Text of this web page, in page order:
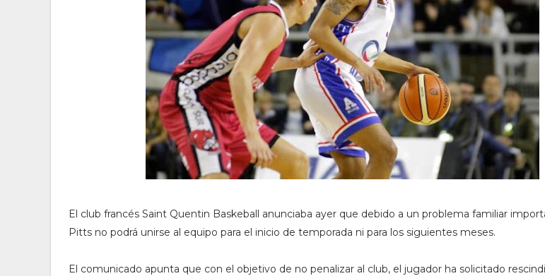
El club francés Saint Quentin Baskeball anunciaba ayer que debido a un problema familiar
Pitts no podrá unirse al equipo para el inicio de temporada ni para los siguientes meses.
El comunicado apunta que con el objetivo de no penalizar al club, el jugador ha solicitado